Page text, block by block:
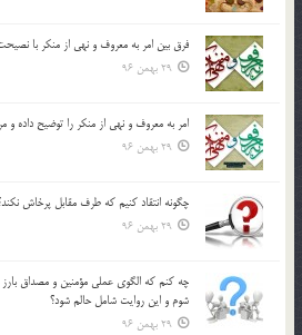
فرق بين امر به معروف و نهي از منكر با
29 بهمن 96
امر به معروف و نهي از منكر را توضيح داده و
29 بهمن 96
چگونه انتقاد كنيم كه طرف مقابل پرخاش
29 بهمن 96
چه كنم كه الگوي عملي مؤمنين و مصداق بارز
شوم و اين روايت شامل حالم شود؟
29 بهمن 96